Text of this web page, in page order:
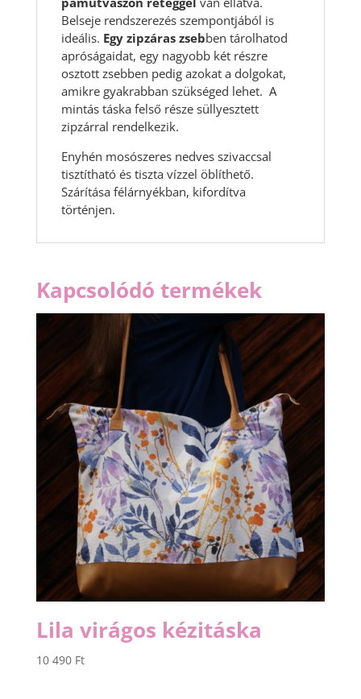
Belseje rendszerezés szempontjából is
ideális. Egy zipzáras zsebben tárolhatod
apróságaidat, egy nagyobb két részre
osztott zsebben pedig azokat a dolgokat,
amikre gyakrabban szükséged lehet. A
mintás táska felső része süllyesztett
zipzárral rendelkezik.
Enyhén mosószeres nedves szivaccsal
tisztítható és tiszta vízzel öblíthető.
Szárítása félárnyékban, kifordítva
történjen.
Kapcsolódó termékek
Lila virágos kézitáska
10 490 Ft